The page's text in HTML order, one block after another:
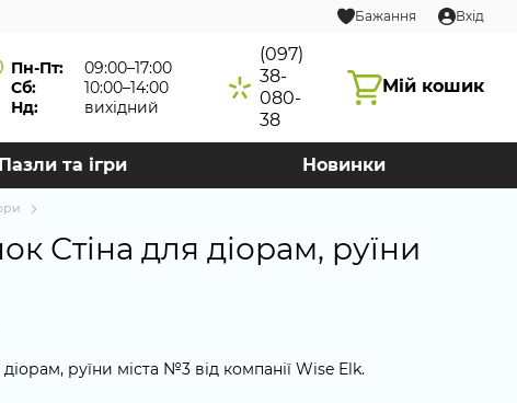
Бажання Вхід
Пн-Пт:
09:00–17:00
Сб:
10:00–14:00
Нд:
вихідний
(097)
38-
080-
38
Мій кошик
Пазли та ігри Новинки
Стіна для діорам, руїни
руїни міста №3 від компанії Wise Elk.